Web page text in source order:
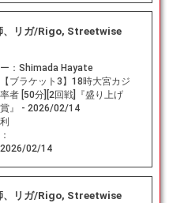
、リガ/Rigo, Streetwise
： Shimada Hayate
【ブラケット3】18時大宮カジ
者 [50分][2回戦]『盛り上げ
』 - 2026/02/14
2026/02/14
、リガ/Rigo, Streetwise